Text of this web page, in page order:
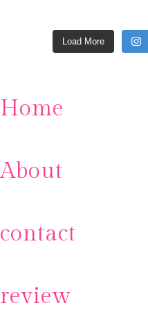
Load More
Home
About
contact
review